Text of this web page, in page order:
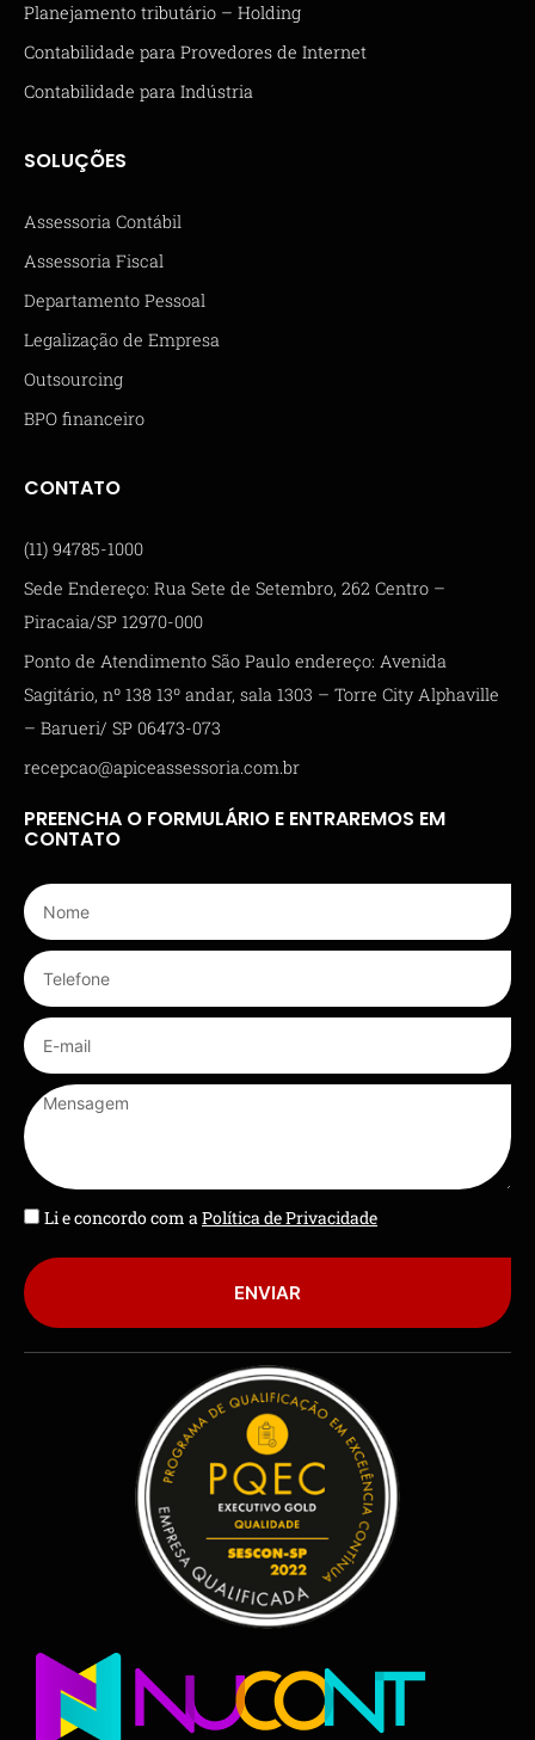
Planejamento tributário – Holding
Contabilidade para Provedores de Internet
Contabilidade para Indústria
SOLUÇÕES
Assessoria Contábil
Assessoria Fiscal
Departamento Pessoal
Legalização de Empresa
Outsourcing
BPO financeiro
CONTATO
(11) 94785-1000
Sede Endereço: Rua Sete de Setembro, 262 Centro –
Piracaia/SP 12970-000
Ponto de Atendimento São Paulo endereço: Avenida
Sagitário, nº 138 13º andar, sala 1303 – Torre City Alphaville
– Barueri/ SP 06473-073
recepcao@apiceassessoria.com.br
PREENCHA O FORMULÁRIO E ENTRAREMOS EM
CONTATO
Li e concordo com aPolítica de Privacidade
ENVIAR